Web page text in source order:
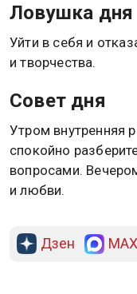
Ловушка дня
Уйти в себя и
и творчества.
Совет дня
Утром внутренняя
спокойно
вопросами.
и любви.
Дзен MAX